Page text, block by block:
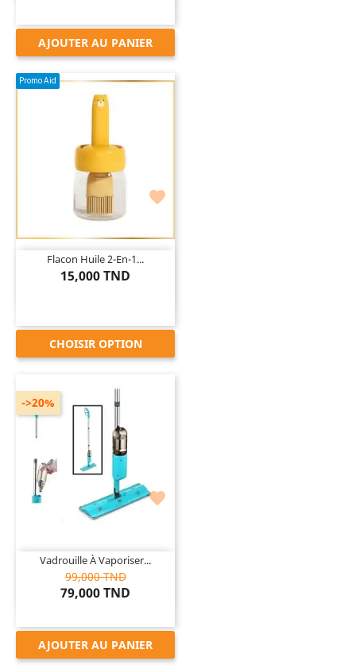
AJOUTER AU PANIER

Promo Aid
Flacon Huile 2-En-1...
15,000 TND
CHOISIR OPTION

Vadrouille À Vaporiser...
99,000 TND
79,000 TND
->20%
AJOUTER AU PANIER